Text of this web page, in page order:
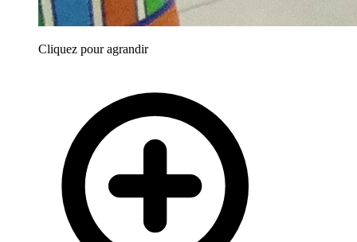
Cliquez pour agrandir